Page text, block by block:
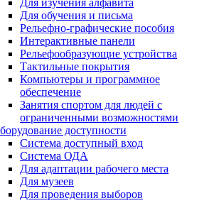
Для изучения алфавита
Для обучения и письма
Рельефно-графические пособия
Интерактивные панели
Рельефообразующие устройства
Тактильные покрытия
Компьютеры и программное
обеспечение
Занятия спортом для людей с
ограниченными возможностями
доступности
Система доступный вход
Система ОДА
Для адаптации рабочего места
Для музеев
Для проведения выборов